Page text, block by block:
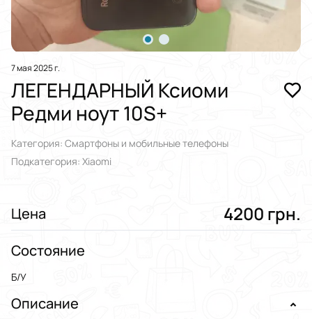
7 мая 2025 г.
ЛЕГЕНДАРНЫЙ Ксиоми
Редми ноут 10S+
Категория: Смартфоны и мобильные телефоны
Подкатегория: Xiaomi
Цена 4200 грн.
Состояние
Б/У
Описание